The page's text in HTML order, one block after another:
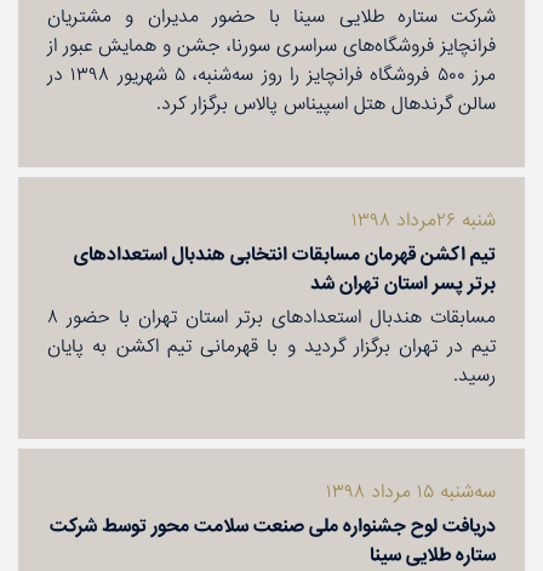
شركت ستاره طلایی سینا با حضور مدیران و مشتریان
فرانچایز فروشگاه‌های سراسری سورنا، جشن و همایش عبور از
مرز ۵۰۰ فروشگاه فرانچایز را روز سه‌شنبه، ۵ شهریور ۱۳۹۸ در
سالن گرند‌هال هتل اسپیناس پالاس برگزار كرد.
شنبه ۲۶مرداد ۱۳۹۸
تیم اكشن قهرمان مسابقات انتخابی هندبال استعدادهای
برتر پسر استان تهران شد
مسابقات هندبال استعدادهای برتر استان تهران با حضور ٨
تیم در تهران برگزار گردید و با قهرمانی تیم اكشن به پایان
رسید.
سه‌شنبه ۱۵ مرداد ۱۳۹۸
دریافت لوح جشنواره ملی صنعت سلامت محور توسط شركت
ستاره طلایی سینا